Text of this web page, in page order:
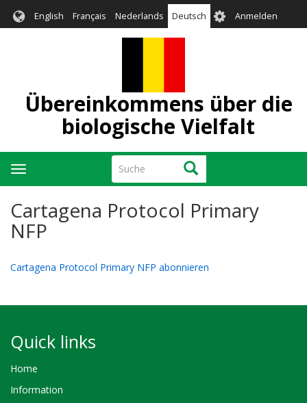
zum
English Français Nederlands Deutsch User
account
Anmelden
Übereinkommens über die
biologische Vielfalt
Suche Suche
Navigation
aktivieren/deaktivieren
Cartagena Protocol Primary
NFP
Cartagena Protocol Primary NFP abonnieren
Quick links
Home
Information